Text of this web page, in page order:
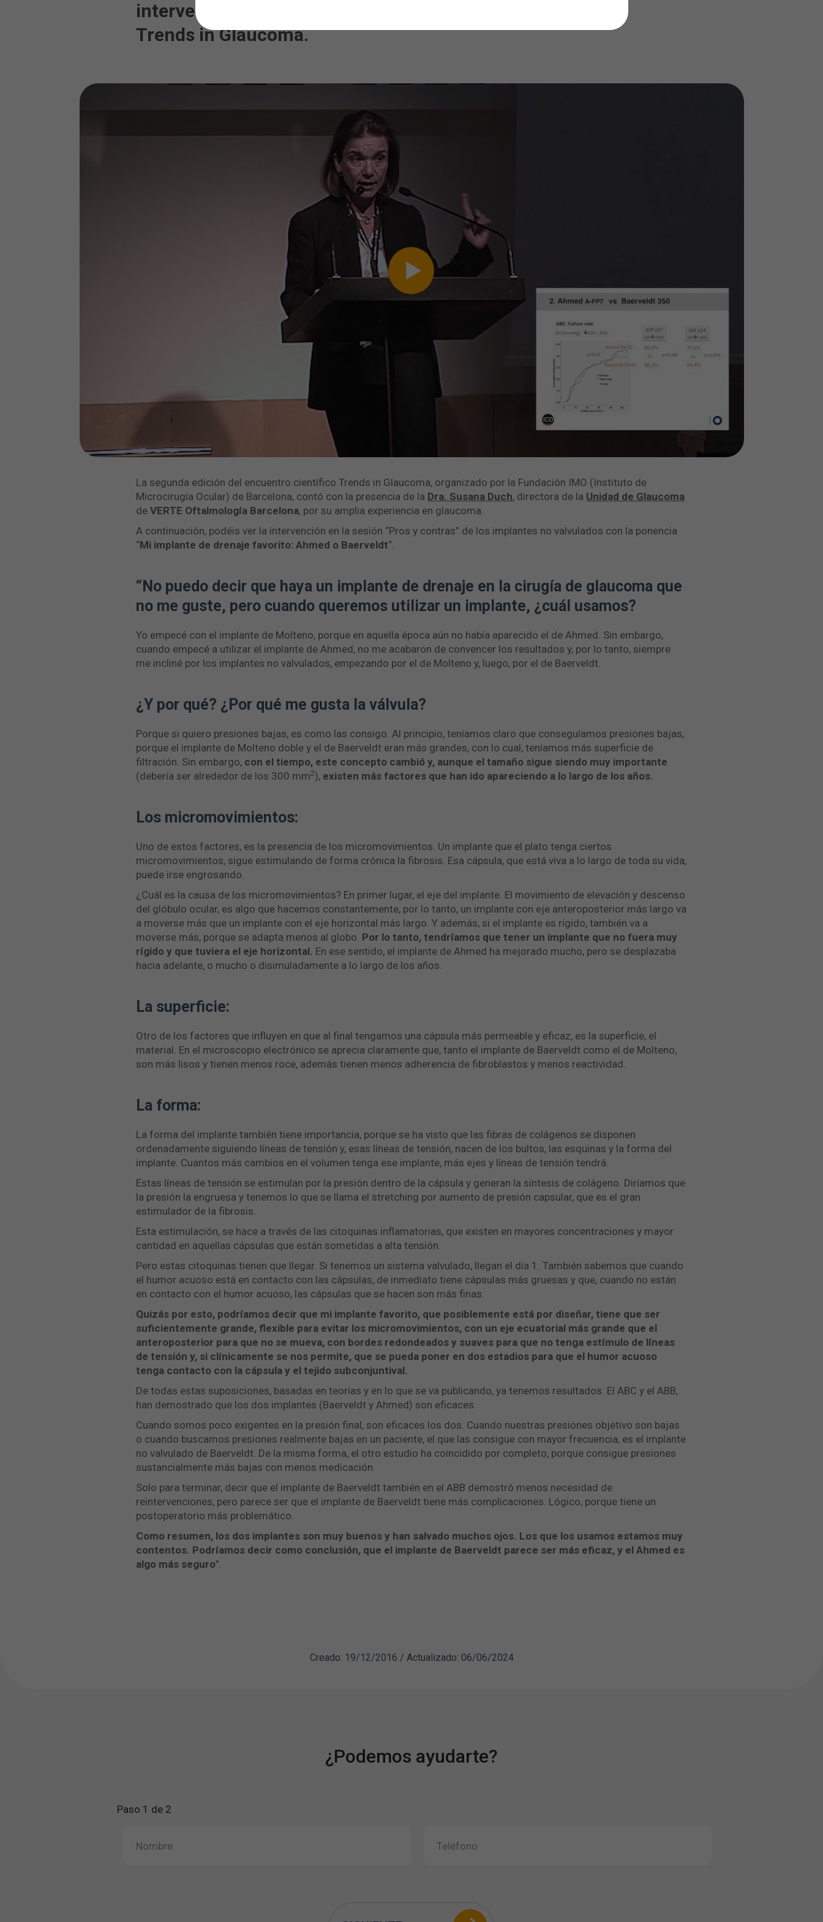
intervenciones de la Dra. Susana Duch durante el simposio
Trends in Glaucoma.
La segunda edición del encuentro científico Trends in Glaucoma, organizado por la Fundación IMO (Instituto de
Microcirugía Ocular) de Barcelona, contó con la presencia de la Dra. Susana Duch, directora de la Unidad de Glaucoma
de VERTE Oftalmología Barcelona, por su amplia experiencia en glaucoma.
A continuación, podéis ver la intervención en la sesión “Pros y contras” de los implantes no valvulados con la ponencia
“Mi implante de drenaje favorito: Ahmed o Baerveldt“.
“No puedo decir que haya un implante de drenaje en la cirugía de glaucoma que
no me guste, pero cuando queremos utilizar un implante, ¿cuál usamos?
Yo empecé con el implante de Molteno, porque en aquella época aún no había aparecido el de Ahmed. Sin embargo,
cuando empecé a utilizar el implante de Ahmed, no me acabaron de convencer los resultados y, por lo tanto, siempre
me incliné por los implantes no valvulados, empezando por el de Molteno y, luego, por el de Baerveldt.
¿Y por qué? ¿Por qué me gusta la válvula?
Porque si quiero presiones bajas, es como las consigo. Al principio, teníamos claro que conseguíamos presiones bajas,
porque el implante de Molteno doble y el de Baerveldt eran más grandes, con lo cual, teníamos más superficie de
filtración. Sin embargo, con el tiempo, este concepto cambió y, aunque el tamaño sigue siendo muy importante
(debería ser alrededor de los 300 mm2), existen más factores que han ido apareciendo a lo largo de los años.
Los micromovimientos:
Uno de estos factores, es la presencia de los micromovimientos. Un implante que el plato tenga ciertos
micromovimientos, sigue estimulando de forma crónica la fibrosis. Esa cápsula, que está viva a lo largo de toda su vida,
puede irse engrosando.
¿Cuál es la causa de los micromovimientos? En primer lugar, el eje del implante. El movimiento de elevación y descenso
del glóbulo ocular, es algo que hacemos constantemente, por lo tanto, un implante con eje anteroposterior más largo va
a moverse más que un implante con el eje horizontal más largo. Y además, si el implante es rígido, también va a
moverse más, porque se adapta menos al globo. Por lo tanto, tendríamos que tener un implante que no fuera muy
rígido y que tuviera el eje horizontal. En ese sentido, el implante de Ahmed ha mejorado mucho, pero se desplazaba
hacia adelante, o mucho o disimuladamente a lo largo de los años.
La superficie:
Otro de los factores que influyen en que al final tengamos una cápsula más permeable y eficaz, es la superficie, el
material. En el microscopio electrónico se aprecia claramente que, tanto el implante de Baerveldt como el de Molteno,
son más lisos y tienen menos roce, además tienen menos adherencia de fibroblastos y menos reactividad.
La forma:
La forma del implante también tiene importancia, porque se ha visto que las fibras de colágenos se disponen
ordenadamente siguiendo líneas de tensión y, esas líneas de tensión, nacen de los bultos, las esquinas y la forma del
implante. Cuantos más cambios en el volumen tenga ese implante, más ejes y líneas de tensión tendrá.
Estas líneas de tensión se estimulan por la presión dentro de la cápsula y generan la síntesis de colágeno. Diríamos que
la presión la engruesa y tenemos lo que se llama el stretching por aumento de presión capsular, que es el gran
estimulador de la fibrosis.
Esta estimulación, se hace a través de las citoquinas inflamatorias, que existen en mayores concentraciones y mayor
cantidad en aquellas cápsulas que están sometidas a alta tensión.
Pero estas citoquinas tienen que llegar. Si tenemos un sistema valvulado, llegan el día 1. También sabemos que cuando
el humor acuoso está en contacto con las cápsulas, de inmediato tiene cápsulas más gruesas y que, cuando no están
en contacto con el humor acuoso, las cápsulas que se hacen son más finas.
Quizás por esto, podríamos decir que mi implante favorito, que posiblemente está por diseñar, tiene que ser
suficientemente grande, flexible para evitar los micromovimientos, con un eje ecuatorial más grande que el
anteroposterior para que no se mueva, con bordes redondeados y suaves para que no tenga estímulo de líneas
de tensión y, si clínicamente se nos permite, que se pueda poner en dos estadios para que el humor acuoso
tenga contacto con la cápsula y el tejido subconjuntival.
De todas estas suposiciones, basadas en teorías y en lo que se va publicando, ya tenemos resultados. El ABC y el ABB,
han demostrado que los dos implantes (Baerveldt y Ahmed) son eficaces.
Cuando somos poco exigentes en la presión final, son eficaces los dos. Cuando nuestras presiones objetivo son bajas
o cuando buscamos presiones realmente bajas en un paciente, el que las consigue con mayor frecuencia, es el implante
no valvulado de Baerveldt. De la misma forma, el otro estudio ha coincidido por completo, porque consigue presiones
sustancialmente más bajas con menos medicación.
Solo para terminar, decir que el implante de Baerveldt también en el ABB demostró menos necesidad de
reintervenciones, pero parece ser que el implante de Baerveldt tiene más complicaciones. Lógico, porque tiene un
postoperatorio más problemático.
Como resumen, los dos implantes son muy buenos y han salvado muchos ojos. Los que los usamos estamos muy
contentos. Podríamos decir como conclusión, que el implante de Baerveldt parece ser más eficaz, y el Ahmed es
algo más seguro”.
Creado: 19/12/2016 / Actualizado: 06/06/2024
¿Podemos ayudarte?
Paso 1 de 2